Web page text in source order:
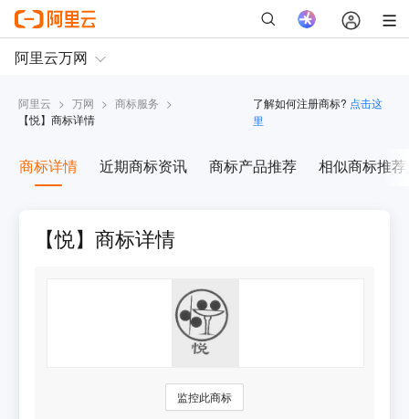
阿里云 > 万网 > 商标服务 >
【悦】商标详情
了解如何注册商标? 点击这
里
商标详情 近期商标资讯 商标产品推荐 相似商标推荐
【悦】商标详情
监控此商标